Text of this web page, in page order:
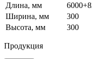
Длина, мм
Ширина, мм
300
Высота, мм
300
Продукция